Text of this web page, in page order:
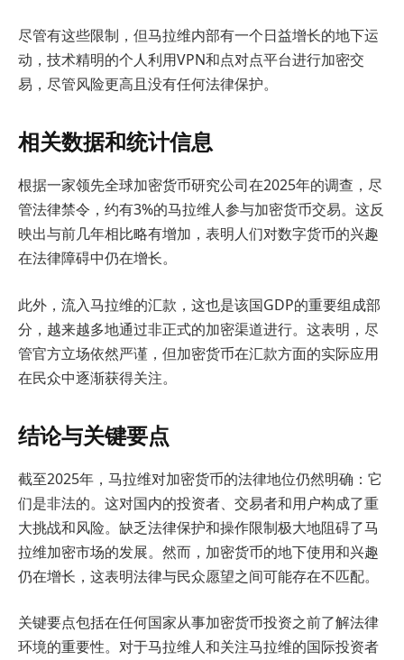
尽管有这些限制，但马拉维内部有一个日益增长的地下运
动，技术精明的个人利用VPN和点对点平台进行加密交
易，尽管风险更高且没有任何法律保护。
相关数据和统计信息
根据一家领先全球加密货币研究公司在2025年的调查，尽
管法律禁令，约有3%的马拉维人参与加密货币交易。这反
映出与前几年相比略有增加，表明人们对数字货币的兴趣
在法律障碍中仍在增长。
此外，流入马拉维的汇款，这也是该国GDP的重要组成部
分，越来越多地通过非正式的加密渠道进行。这表明，尽
管官方立场依然严谨，但加密货币在汇款方面的实际应用
在民众中逐渐获得关注。
结论与关键要点
截至2025年，马拉维对加密货币的法律地位仍然明确：它
们是非法的。这对国内的投资者、交易者和用户构成了重
大挑战和风险。缺乏法律保护和操作限制极大地阻碍了马
拉维加密市场的发展。然而，加密货币的地下使用和兴趣
仍在增长，这表明法律与民众愿望之间可能存在不匹配。
关键要点包括在任何国家从事加密货币投资之前了解法律
环境的重要性。对于马拉维人和关注马拉维的国际投资者